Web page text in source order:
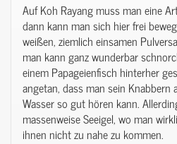
Auf Koh Rayang muss man eine
dann kann man sich hier frei
weißen, ziemlich einsamen
man kann ganz wunderbar
einem Papageienfisch hinterher
angetan, dass man sein Knabbern
Wasser so gut hören kann.
massenweise Seeigel, wo man
ihnen nicht zu nahe zu kommen.